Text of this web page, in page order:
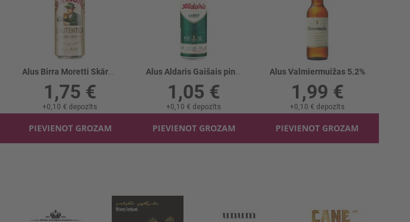
Alus Birra Moretti Skārd. 4.6%
1,75 €
+0,10 € depozīts
PIEVIENOT GROZAM
Alus Aldaris Gaišais pinte 5% skārd.
1,05 €
+0,10 € depozīts
PIEVIENOT GROZAM
Alus Valmiermuižas 5.2%
1,99 €
+0,10 € depozīts
PIEVIENOT GROZAM